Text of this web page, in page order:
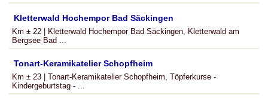
Kletterwald Hochempor Bad Säckingen
Km ± 22 | Kletterwald Hochempor Bad Säckingen, Kletterwald am
Bergsee Bad ...
Tonart-Keramikatelier Schopfheim
Km ± 23 | Tonart-Keramikatelier Schopfheim, Töpferkurse -
Kindergeburtstag - ...